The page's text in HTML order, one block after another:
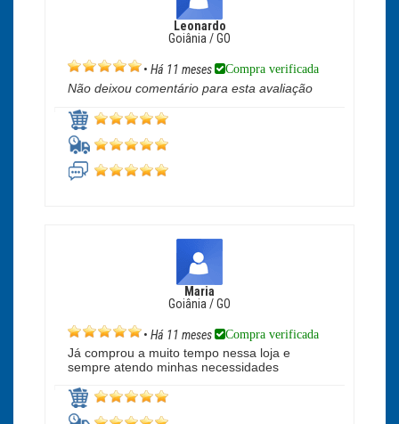
Leonardo
Goiânia / GO
• Há 11 meses Compra verificada
Não deixou comentário para esta avaliação
Maria
Goiânia / GO
• Há 11 meses Compra verificada
Já comprou a muito tempo nessa loja e
sempre atendo minhas necessidades